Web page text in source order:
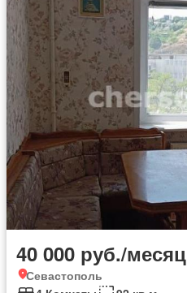
40 000 руб./месяц
Севастополь